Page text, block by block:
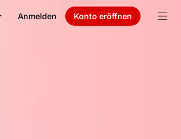
Anmelden Konto eröffnen